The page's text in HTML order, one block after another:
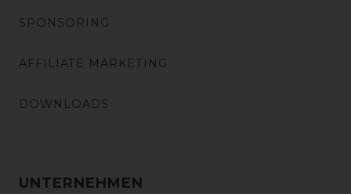
SPONSORING
AFFILIATE MARKETING
DOWNLOADS
UNTERNEHMEN